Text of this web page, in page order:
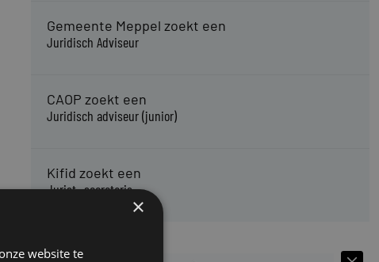
Gemeente Meppel zoekt een
Juridisch Adviseur
CAOP zoekt een
Juridisch adviseur (junior)
Kifid zoekt een
Jurist- secretaris
×
website te